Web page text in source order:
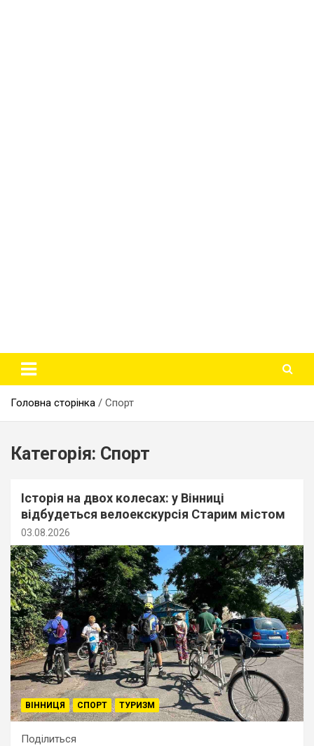
Головна сторінка Спорт
Категорія: Спорт
Історія на двох колесах: у Вінниці
відбудеться велоекскурсія Старим містом
03.08.2026
ВІННИЦЯ СПОРТ ТУРИЗМ
Поділиться